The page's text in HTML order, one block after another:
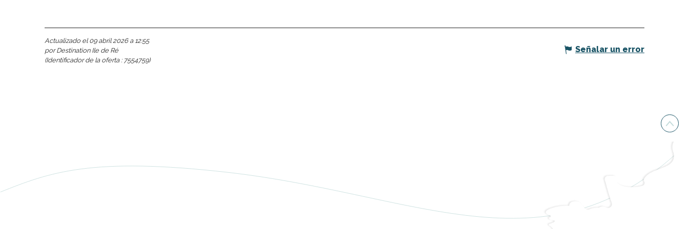
Actualizado el 09 abril 2026 a 12:55
por Destination Ile de Ré
(Identificador de la oferta : 7554759)
Señalar un error